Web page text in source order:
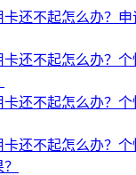
卡还不起怎么办？
还不起怎么办？
还不起怎么办？
还不起怎么办？